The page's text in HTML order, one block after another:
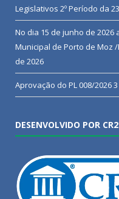
Legislativos 2º Período da
No dia 15 de junho de
Municipal de Porto de Moz
de 2026
Aprovação do PL 008/2026
DESENVOLVIDO POR CR2